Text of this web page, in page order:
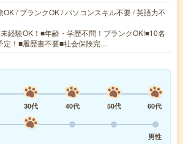
OK / ブランクOK / パソコンスキル不要 / 英語力不
経験OK！■年齢・学歴不問！ブランクOK!■10名
定！■履歴書不要■社会保険完…
30代 40代 50代
60代
男性